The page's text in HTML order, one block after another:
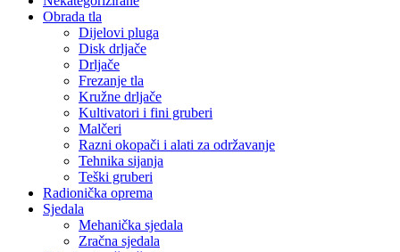
Obrada tla
Dijelovi pluga
Disk drljače
Drljače
Frezanje tla
Kružne drljače
Kultivatori i fini gruberi
Malčeri
Razni okopači i alati za održavanje
Tehnika sijanja
Teški gruberi
Radionička oprema
Sjedala
Mehanička sjedala
Zračna sjedala